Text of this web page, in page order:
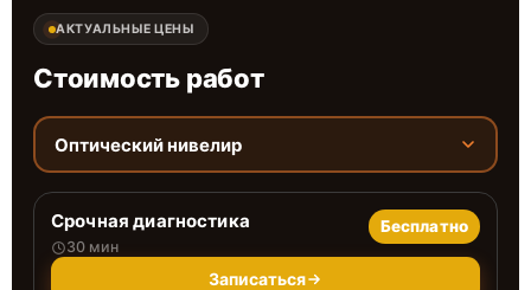
АКТУАЛЬНЫЕ ЦЕНЫ
Стоимость работ
Оптический нивелир
Срочная диагностика
30 мин
Бесплатно
Записаться